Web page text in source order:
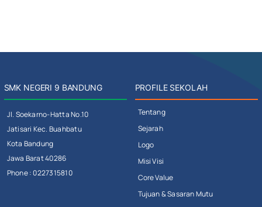
SMK NEGERI 9 BANDUNG
Jl. Soekarno-Hatta No.10
Jatisari Kec. Buahbatu
Kota Bandung
Jawa Barat 40286
Phone : 0227315810
PROFILE SEKOLAH
Tentang
Sejarah
Logo
Misi Visi
Core Value
Tujuan & Sasaran Mutu